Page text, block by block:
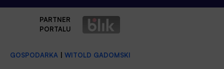
PARTNER
PORTALU
GOSPODARKA WITOLD GADOMSKI